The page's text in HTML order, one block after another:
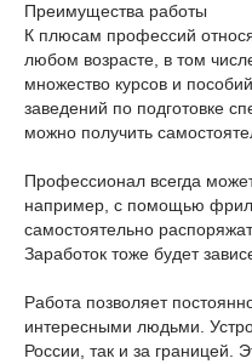
Преимущества работы
К плюсам профессий
любом возрасте, в том
множество курсов и
заведений по подготовке
можно получить
Профессионал всегда
например, с помощью
самостоятельно
Заработок тоже будет
Работа позволяет
интересными людьми.
России, так и за границей.